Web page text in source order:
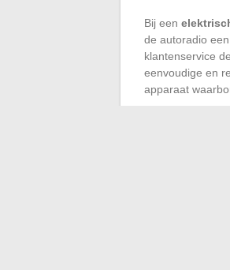
Bij een
de autoradio
klantenservice
eenvoudige en
apparaat